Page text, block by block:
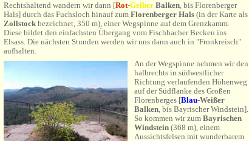
Rechtshaltend wandern wir dann [Rot-Gelber Balken, bis Florenberger
Hals] durch das Fuchsloch hinauf zum Florenberger Hals (in der Karte als
Zollstock bezeichnet, 350 m), einer Wegspinne auf dem Grenzkamm.
Diese bildet den einfachsten Übergang vom Fischbacher Becken ins
Elsass. Die nächsten Stunden werden wir uns dann auch in "Fronkreisch"
aufhalten.
An der Wegspinne nehmen wir den
halbrechts in südwestlicher
Richtung verlaufenden Höhenweg
auf der Südflanke des Großen
Florenberges [Blau-Weißer
Balken, bis Bayrischer Windstein].
So kommen wir zum Bayrischen
Windstein (368 m), einem
Aussichtsfelsen mit wunderbarem